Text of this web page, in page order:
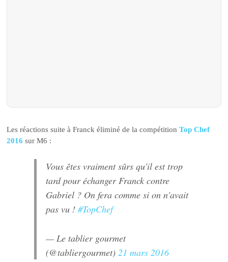
Les réactions suite à Franck éliminé de la compétition Top Chef
2016 sur M6 :
Vous êtes vraiment sûrs qu'il est trop
tard pour échanger Franck contre
Gabriel ? On fera comme si on n'avait
pas vu !#TopChef
— Le tablier gourmet
(@tabliergourmet)21 mars 2016